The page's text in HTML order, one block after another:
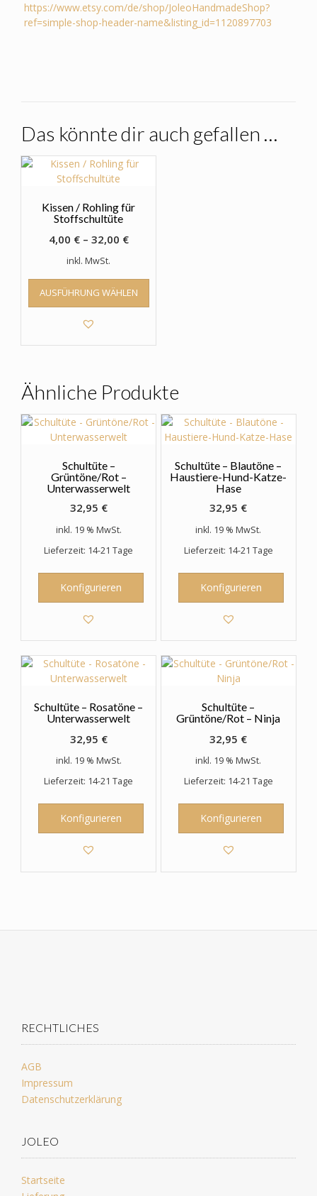
https://www.etsy.com/de/shop/JoleoHandmadeShop?
ref=simple-shop-header-name&listing_id=1120897703
Das könnte dir auch gefallen …
Kissen / Rohling für
Stoffschultüte
4,00 €– 32,00 €
inkl. MwSt.
AUSFÜHRUNG WÄHLEN
Dieses
weist
Optionen
können
auf
der
Produktseite
gewählt
werden
Ähnliche Produkte
Schultüte –
Grüntöne/Rot –
Unterwasserwelt
32,95 €
inkl. 19 % MwSt.
Lieferzeit: 14-21 Tage
Konfigurieren
Schultüte – Blautöne –
Haustiere-Hund-Katze-
Hase
32,95 €
inkl. 19 % MwSt.
Lieferzeit: 14-21 Tage
Konfigurieren
Schultüte – Rosatöne –
Unterwasserwelt
32,95 €
inkl. 19 % MwSt.
Lieferzeit: 14-21 Tage
Konfigurieren
Schultüte –
Grüntöne/Rot – Ninja
32,95 €
inkl. 19 % MwSt.
Lieferzeit: 14-21 Tage
Konfigurieren
RECHTLICHES
AGB
Impressum
Datenschutzerklärung
JOLEO
Startseite